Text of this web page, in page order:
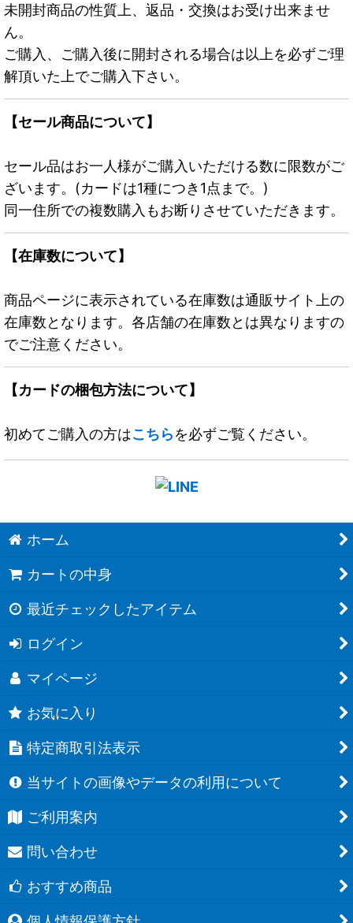
未開封商品の性質上、返品・交換はお受け出来ませ
ん。
ご購入、ご購入後に開封される場合は以上を必ずご理
解頂いた上でご購入下さい。
【セール商品について】
セール品はお一人様がご購入いただける数に限数がご
ざいます。(カードは1種につき1点まで。)
同一住所での複数購入もお断りさせていただきます。
【在庫数について】
商品ページに表示されている在庫数は通販サイト上の
在庫数となります。各店舗の在庫数とは異なりますの
でご注意ください。
【カードの梱包方法について】
初めてご購入の方はこちらを必ずご覧ください。
ホーム
カートの中身
最近チェックしたアイテム
ログイン
マイページ
お気に入り
特定商取引法表示
当サイトの画像やデータの利用について
ご利用案内
問い合わせ
おすすめ商品